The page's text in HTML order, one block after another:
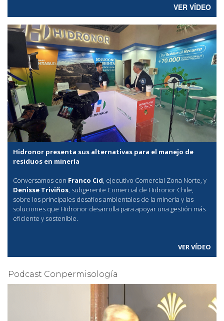
VER VÍDEO
Hidronor presenta sus alternativas para el manejo de
residuos en minería
Conversamos con Franco Cid, ejecutivo Comercial Zona Norte, y
Denisse Triviños, subgerente Comercial de Hidronor Chile,
sobre los principales desafíos ambientales de la minería y las
soluciones que Hidronor desarrolla para apoyar una gestión más
eficiente y sostenible.
VER VÍDEO
Podcast Conpermisología